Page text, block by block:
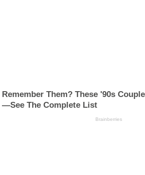
Remember Them? These '90s
—See The Complete List
Brainberries